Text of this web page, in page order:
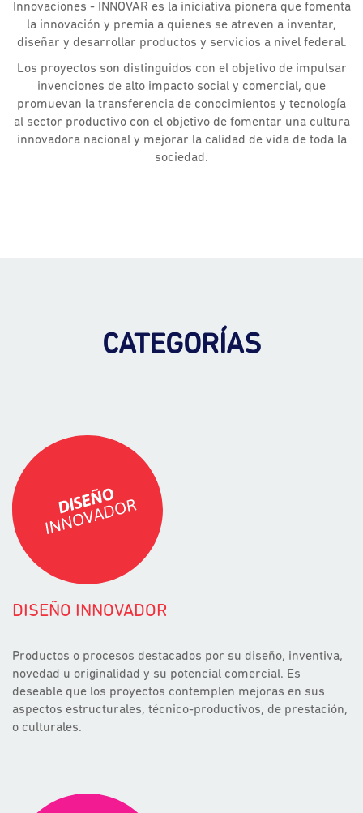
Innovaciones - INNOVAR es la iniciativa pionera que fomenta
la innovación y premia a quienes se atreven a inventar,
diseñar y desarrollar productos y servicios a nivel federal.
Los proyectos son distinguidos con el objetivo de impulsar
invenciones de alto impacto social y comercial, que
promuevan la transferencia de conocimientos y tecnología
al sector productivo con el objetivo de fomentar una cultura
innovadora nacional y mejorar la calidad de vida de toda la
sociedad.
CATEGORÍAS
DISEÑO INNOVADOR
Productos o procesos destacados por su diseño, inventiva,
novedad u originalidad y su potencial comercial. Es
deseable que los proyectos contemplen mejoras en sus
aspectos estructurales, técnico-productivos, de prestación,
o culturales.